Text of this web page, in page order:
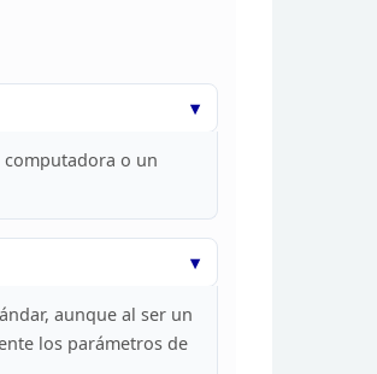
computadora o un
aunque al ser un
los parámetros de